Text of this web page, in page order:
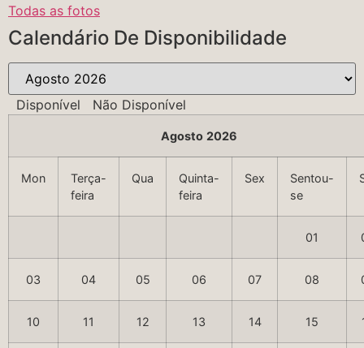
Todas as fotos
Calendário De Disponibilidade
Disponível Não Disponível
Agosto 2026
Mon
Terça-
feira
Qua
Quinta-
feira
Sex
Sentou-
se
01
03 04 05 06 07 08
10 11 12 13 14 15